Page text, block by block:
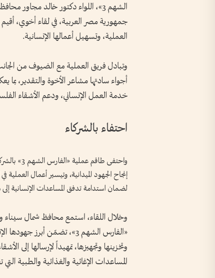
الشهم 3»، اللواء دكتور خالد
جمهورية مصر العربية، في لقاء أخوي،
العملية، وتسهيل أعمالها الإنسانية.
وتبادل فريق العملية مع الضيوف من الجانب
أجواء سادتها مشاعر الأخوة والتقدير، بما
خدمة العمل الإنساني، ودعم الأشقاء
احتفاء بالشركاء
واحتفى
إنجاح الجهود الميدانية، وتيسير أعمال
لضمان استدامة تدفق المساعدات الإنسانية
وخلال اللقاء، استمع محافظ شمال
«الفارس الشهم 3»، تضمّن
وتخزينها وتجهيزها، تمهيداً لإرسالها إلى
المساعدات الإغاثية والغذائية والطبية